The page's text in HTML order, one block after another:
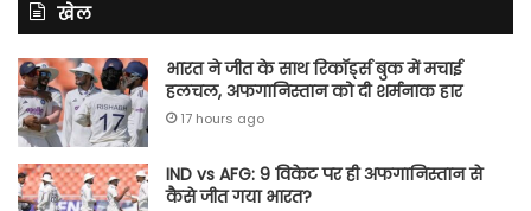
खेल
भारत ने जीत के साथ रिकॉर्ड्स बुक में मचाई
हलचल, अफगानिस्तान को दी शर्मनाक हार
17 hours ago
IND vs AFG: 9 विकेट पर ही अफगानिस्तान से
कैसे जीत गया भारत?